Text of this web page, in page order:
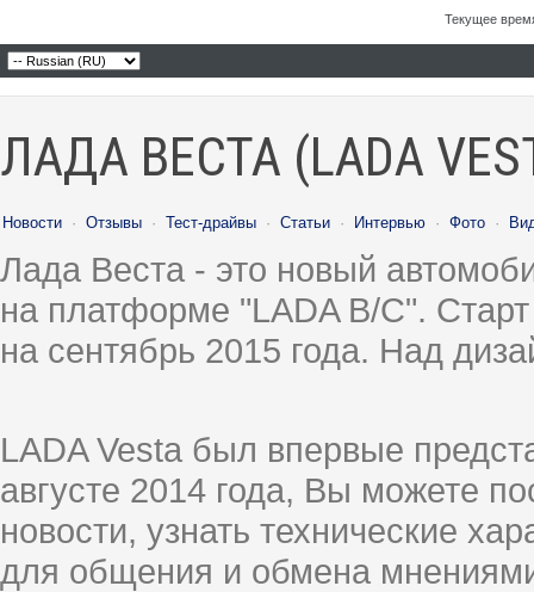
Текущее
ЛАДА ВЕСТА (LADA
Новости · Отзывы · Тест-драйвы · Статьи · Интервью · Фото ·
Лада Веста - это новый
на платформе "LADA B/C".
на сентябрь 2015 года. Над
LADA Vesta был впервые
августе 2014 года, Вы можете
новости, узнать технические
для общения и обмена